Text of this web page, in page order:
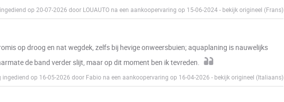
op 20-07-2026 door LOUAUTO na een aankoopervaring op 15-06-2024- bekijk origineel (Frans)
op droog en nat wegdek, zelfs bij hevige onweersbuien; aquaplaning is nauwelijks
de band verder slijt, maar op dit moment ben ik tevreden.
op 16-05-2026 door Fabio na een aankoopervaring op 16-04-2026 - bekijk origineel (Italiaans)